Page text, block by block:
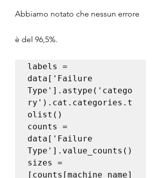
Abbiamo notato che nessun errore
è del 96,5%.
labels =
data['Failure
Type'].astype('catego
ry').cat.categories.t
olist()
counts =
data['Failure
Type'].value_counts()
sizes =
[counts[machine_name]